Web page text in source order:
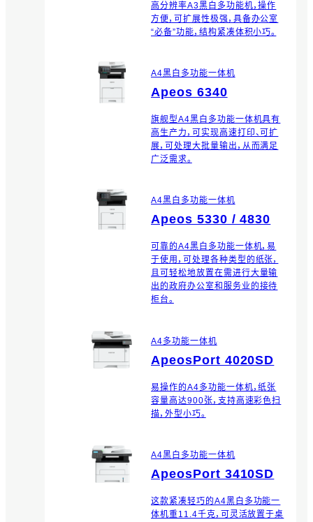
高分辨率A3黑白多功能机，操作
方便，可扩展性极强，具备办公室
“必备”功能，结构紧凑体积小巧。
A4黑白多功能一体机
Apeos 6340
旗舰型A4黑白多功能一体机具有
高生产力，可实现高速打印、可扩
展，可处理大批量输出，从而满足
广泛需求。
A4黑白多功能一体机
Apeos 5330 / 4830
可靠的A4黑白多功能一体机，易
于使用，可处理各种类型的纸张，
且可轻松地放置在需进行大量输
出的政府办公室和服务业的接待
柜台。
A4多功能一体机
ApeosPort 4020SD
易操作的A4多功能一体机，纸张
容量高达900张，支持高速彩色扫
描，外型小巧。
A4黑白多功能一体机
ApeosPort 3410SD
这款紧凑轻巧的A4黑白多功能一
体机重11.4千克，可灵活放置于桌